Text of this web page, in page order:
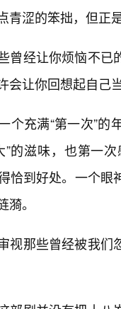
青涩的笨拙，但正
曾经让你烦恼不已
会让你回想起自己
个充满“第一次”
”的滋味，也第一
恰到好处。一个
。
视那些曾经被我